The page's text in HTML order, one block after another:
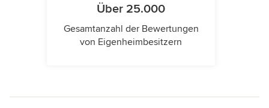
Über 25.000
Gesamtanzahl der Bewertungen
von Eigenheimbesitzern